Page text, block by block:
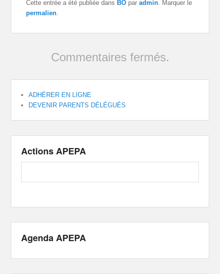
Cette entrée a été publiée dansBO paradmin . Marquer le
permalien
Commentaires fermés.
ADHÉRER EN LIGNE
DEVENIR PARENTS DÉLÉGUÉS
Actions APEPA
Agenda APEPA